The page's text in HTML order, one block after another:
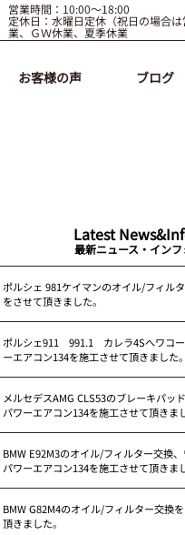
営業時間：10:00～18:00
定休日：水曜日定休（祝日の場合
業、ＧＷ休業、夏季休業
お客様の声 ブログ
Latest
最新ニュース・イン
ポルシェ 981ケイマンのオイル/フィル
をさせて頂きました。
ポルシェ911 991.1 カレラ4Sへワコー
ーエアコン134を施工させて頂きました。
メルセデスAMG CLS53のブレーキパッ
パワーエアコン134を施工させて頂きま
BMW E92M3のオイル/フィルター交換
パワーエアコン134を施工させて頂きま
BMW G82M4のオイル/フィルター交換
頂きました。